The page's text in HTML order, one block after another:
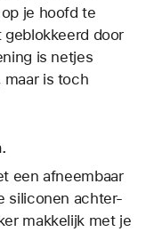
je hoofd te
door
is netjes
maar is toch
een afneembaar
siliconen achter-
makkelijk met je